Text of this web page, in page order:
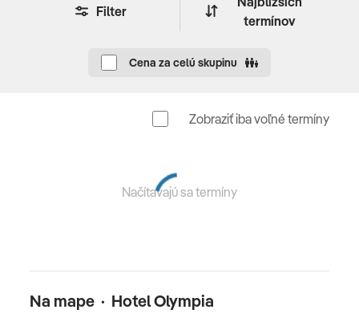
cene je doprava luxusným klimatizovaným autobusom
Povinné doplatky
garáži 20 EUR/deň, detská postieľka na prepotvrdenie
Oficiálne hodnotenie
domáce zvieratá nie sú povolené
Filter
termínov
Cena za celú skupinu
Zobraziť iba voľné termíny
Načítavajú sa termíny
Na mape · Hotel Olympia